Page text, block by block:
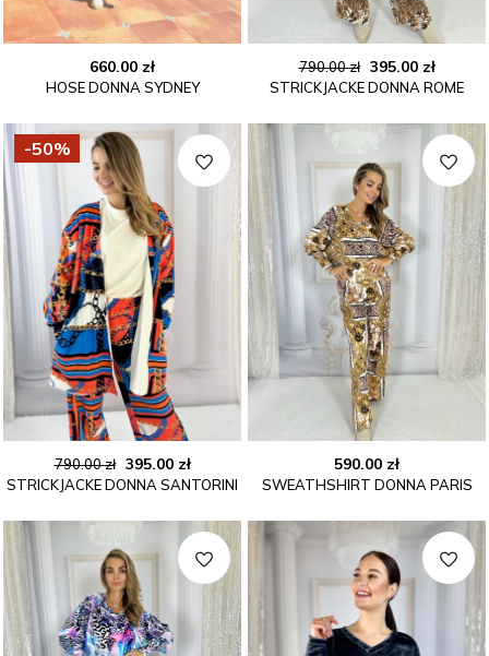
660.00 zł
HOSE DONNA SYDNEY
790.00zł Ursprünglicher
Preis
790.00 zł
395.00 zł
Preis
395.00
STRICKJACKE DONNA ROME
-50%
790.00zł Ursprünglicher
Preis
790.00 zł
395.00 złAktueller
Preis
395.00 zł.
STRICKJACKE DONNA SANTORINI
590.00 zł
SWEATHSHIRT DONNA PARIS